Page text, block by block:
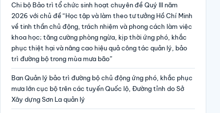
Chi bộ Bảo trì tổ chức sinh hoạt chuyên đề Quý III năm
2026 với chủ đề “Học tập và làm theo tư tưởng Hồ Chí Minh
về tinh thần chủ động, trách nhiệm và phong cách làm việc
khoa học; tăng cường phòng ngừa, kịp thời ứng phó, khắc
phục thiệt hại và nâng cao hiệu quả công tác quản lý, bảo
trì đường bộ trong mùa mưa bão”
Ban Quản lý bảo trì đường bộ chủ động ứng phó, khắc phục
mưa lớn cục bộ trên các tuyến Quốc lộ, Đường tỉnh do Sở
Xây dựng Sơn La quản lý